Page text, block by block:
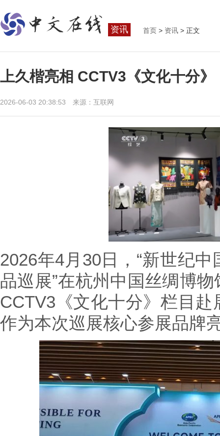
资讯 首页 > 资讯 > 正文
上久楷亮相 CCTV3《文化十分
2026-06-03 20:38:53 来源：互联网
2026年4月30日，“新世纪
品巡展”在杭州中国丝绸博
CCTV3《文化十分》栏目
作为本次巡展核心参展品牌